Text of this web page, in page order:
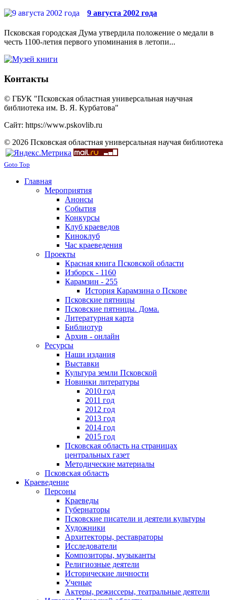
9 августа 2002 года
Псковская городская Дума утвердила положение о медали в
честь 1100-летия первого упоминания в летопи...
Контакты
© ГБУК "Псковская областная универсальная научная
библиотека им. В. Я. Курбатова"
Сайт: https://www.pskovlib.ru
© 2026 Псковская областная универсальная научая библиотека
Goto Top
Главная
Мероприятия
Анонсы
События
Конкурсы
Клуб краеведов
Киноклуб
Час краеведения
Проекты
Красная книга Псковской области
Изборск - 1160
Карамзин - 255
История Карамзина о Пскове
Псковские пятницы
Псковские пятницы. Дома.
Литературная карта
Библиотур
Архив - онлайн
Ресурсы
Наши издания
Выставки
Культура земли Псковской
Новинки литературы
2010 год
2011 год
2012 год
2013 год
2014 год
2015 год
Псковская область на страницах
центральных газет
Методические материалы
Псковская область
Краеведение
Персоны
Краеведы
Губернаторы
Псковские писатели и деятели культуры
Художники
Архитекторы, реставраторы
Исследователи
Композиторы, музыканты
Религиозные деятели
Исторические личности
Ученые
Актеры, режиссеры, театральные деятели